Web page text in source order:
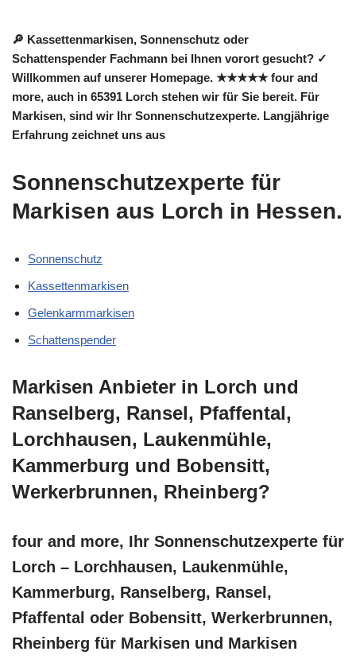
🔎 Kassettenmarkisen, Sonnenschutz oder
Schattenspender Fachmann bei Ihnen vorort gesucht? ✓
Willkommen auf unserer Homepage. ★★★★★ four and
more, auch in 65391 Lorch stehen wir für Sie bereit. Für
Markisen, sind wir Ihr Sonnenschutzexperte. Langjährige
Erfahrung zeichnet uns aus
Sonnenschutzexperte für
Markisen aus Lorch in Hessen.
Sonnenschutz
Kassettenmarkisen
Gelenkarmmarkisen
Schattenspender
Markisen Anbieter in Lorch und
Ranselberg, Ransel, Pfaffental,
Lorchhausen, Laukenmühle,
Kammerburg und Bobensitt,
Werkerbrunnen, Rheinberg?
four and more, Ihr Sonnenschutzexperte für
Lorch – Lorchhausen, Laukenmühle,
Kammerburg, Ranselberg, Ransel,
Pfaffental oder Bobensitt, Werkerbrunnen,
Rheinberg für Markisen und Markisen